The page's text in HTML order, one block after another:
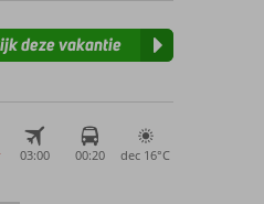
deze vakantie
03:00 00:20 dec 16°C